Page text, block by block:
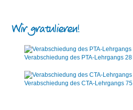
Wir gratulieren!
Verabschiedung des PTA-Lehrgangs 28
Verabschiedung des CTA-Lehrgangs 75